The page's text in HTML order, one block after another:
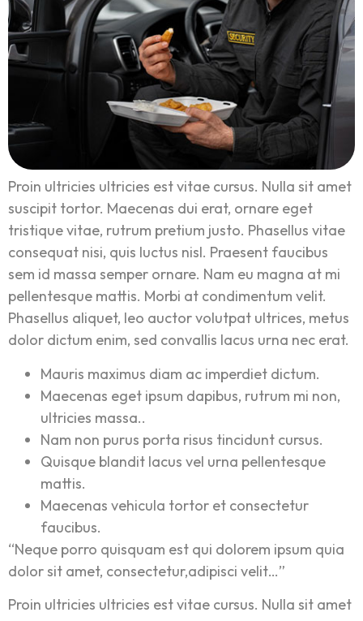
Proin ultricies ultricies est vitae cursus. Nulla sit amet
suscipit tortor. Maecenas dui erat, ornare eget
tristique vitae, rutrum pretium justo. Phasellus vitae
consequat nisi, quis luctus nisl. Praesent faucibus
sem id massa semper ornare. Nam eu magna at mi
pellentesque mattis. Morbi at condimentum velit.
Phasellus aliquet, leo auctor volutpat ultrices, metus
dolor dictum enim, sed convallis lacus urna nec erat.
Mauris maximus diam ac imperdiet dictum.
Maecenas eget ipsum dapibus, rutrum mi non,
ultricies massa..
Nam non purus porta risus tincidunt cursus.
Quisque blandit lacus vel urna pellentesque
mattis.
Maecenas vehicula tortor et consectetur
faucibus.
“Neque porro quisquam est qui dolorem ipsum quia
dolor sit amet, consectetur,adipisci velit…”
Proin ultricies ultricies est vitae cursus. Nulla sit amet